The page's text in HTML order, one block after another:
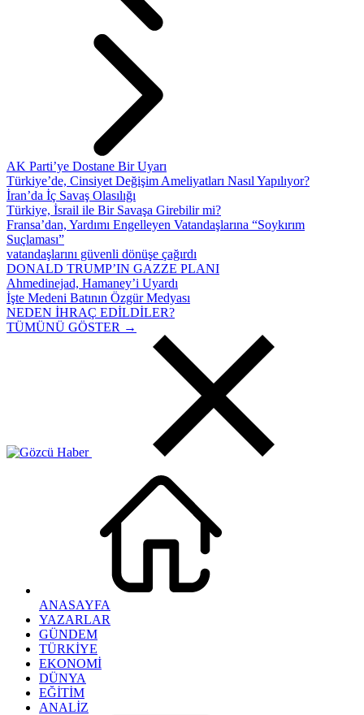
AK Parti’ye Dostane Bir Uyarı
Türkiye’de, Cinsiyet Değişim Ameliyatları Nasıl Yapılıyor?
İran’da İç Savaş Olasılığı
Türkiye, İsrail ile Bir Savaşa Girebilir mi?
Fransa’dan, Yardımı Engelleyen Vatandaşlarına “Soykırım
Suçlaması”
vatandaşlarını güvenli dönüşe çağırdı
DONALD TRUMP’IN GAZZE PLANI
Ahmedinejad, Hamaney’i Uyardı
İşte Medeni Batının Özgür Medyası
NEDEN İHRAÇ EDİLDİLER?
TÜMÜNÜ GÖSTER →
ANASAYFA
YAZARLAR
GÜNDEM
TÜRKİYE
EKONOMİ
DÜNYA
EĞİTİM
ANALİZ